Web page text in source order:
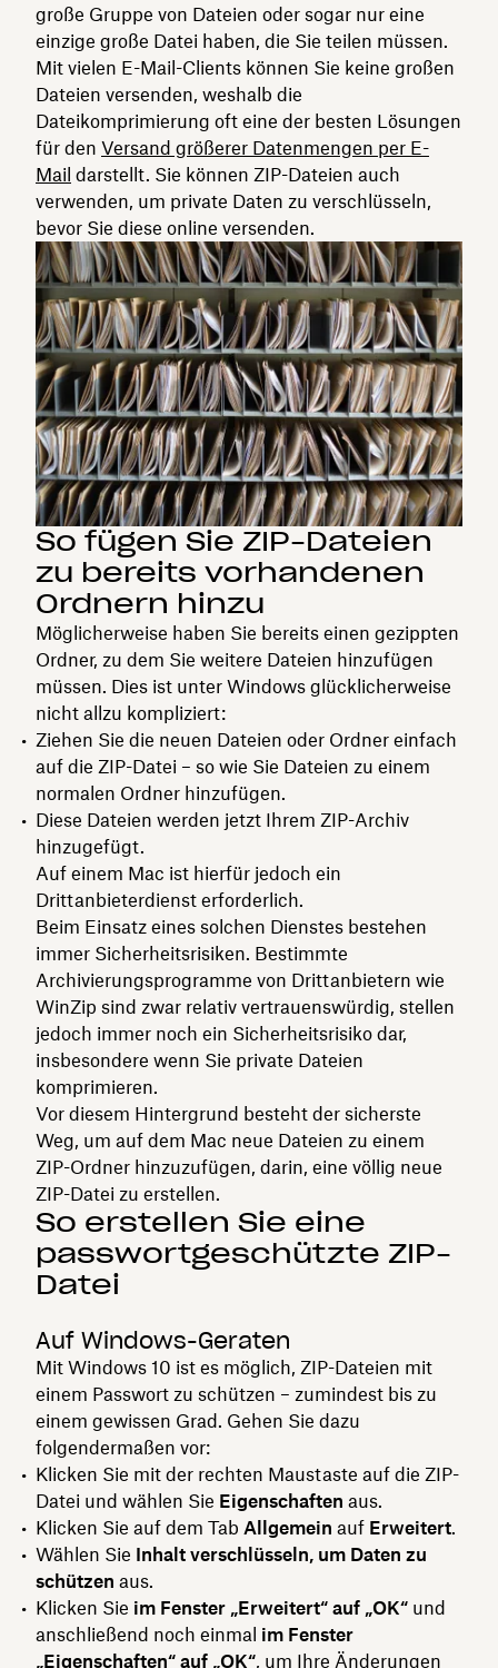
große Gruppe von Dateien oder sogar nur eine
einzige große Datei haben, die Sie teilen müssen.
Mit vielen E-Mail-Clients können Sie keine großen
Dateien versenden, weshalb die
Dateikomprimierung oft eine der besten Lösungen
für den Versand größerer Datenmengen per E-
Mail darstellt. Sie können ZIP-Dateien auch
verwenden, um private Daten zu verschlüsseln,
bevor Sie diese online versenden.
So fügen Sie ZIP-Dateien
zu bereits vorhandenen
Ordnern hinzu
Möglicherweise haben Sie bereits einen gezippten
Ordner, zu dem Sie weitere Dateien hinzufügen
müssen. Dies ist unter Windows glücklicherweise
nicht allzu kompliziert:
Ziehen Sie die neuen Dateien oder Ordner einfach
auf die ZIP-Datei – so wie Sie Dateien zu einem
normalen Ordner hinzufügen.
Diese Dateien werden jetzt Ihrem ZIP-Archiv
hinzugefügt.
Auf einem Mac ist hierfür jedoch ein
Drittanbieterdienst erforderlich.
Beim Einsatz eines solchen Dienstes bestehen
immer Sicherheitsrisiken. Bestimmte
Archivierungsprogramme von Drittanbietern wie
WinZip sind zwar relativ vertrauenswürdig, stellen
jedoch immer noch ein Sicherheitsrisiko dar,
insbesondere wenn Sie private Dateien
komprimieren.
Vor diesem Hintergrund besteht der sicherste
Weg, um auf dem Mac neue Dateien zu einem
ZIP-Ordner hinzuzufügen, darin, eine völlig neue
ZIP-Datei zu erstellen.
So erstellen Sie eine
passwortgeschützte ZIP-
Datei
Auf Windows-Geräten
Mit Windows 10 ist es möglich, ZIP-Dateien mit
einem Passwort zu schützen – zumindest bis zu
einem gewissen Grad. Gehen Sie dazu
folgendermaßen vor:
Klicken Sie mit der rechten Maustaste auf die ZIP-
Datei und wählen Sie Eigenschaften aus.
Klicken Sie auf dem Tab Allgemein auf Erweitert.
Wählen Sie Inhalt verschlüsseln, um Daten zu
schützen aus.
Klicken Sie im Fenster „Erweitert“ auf „OK“ und
anschließend noch einmal im Fenster
„Eigenschaften“ auf „OK“, um Ihre Änderungen